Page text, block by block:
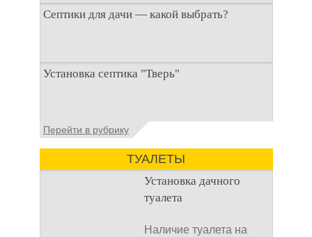
Септики для дачи — какой выбрать?
При строительстве дачи одной из
первоочередных задач становится
Установка септика "Тверь"
Установка септика Тверь - важнейший
аспект утилизации сточных вод в частных
домах и на загородных
Перейти в рубрику
ТУАЛЕТЫ
Установка дачного
туалета
Наличие туалета на